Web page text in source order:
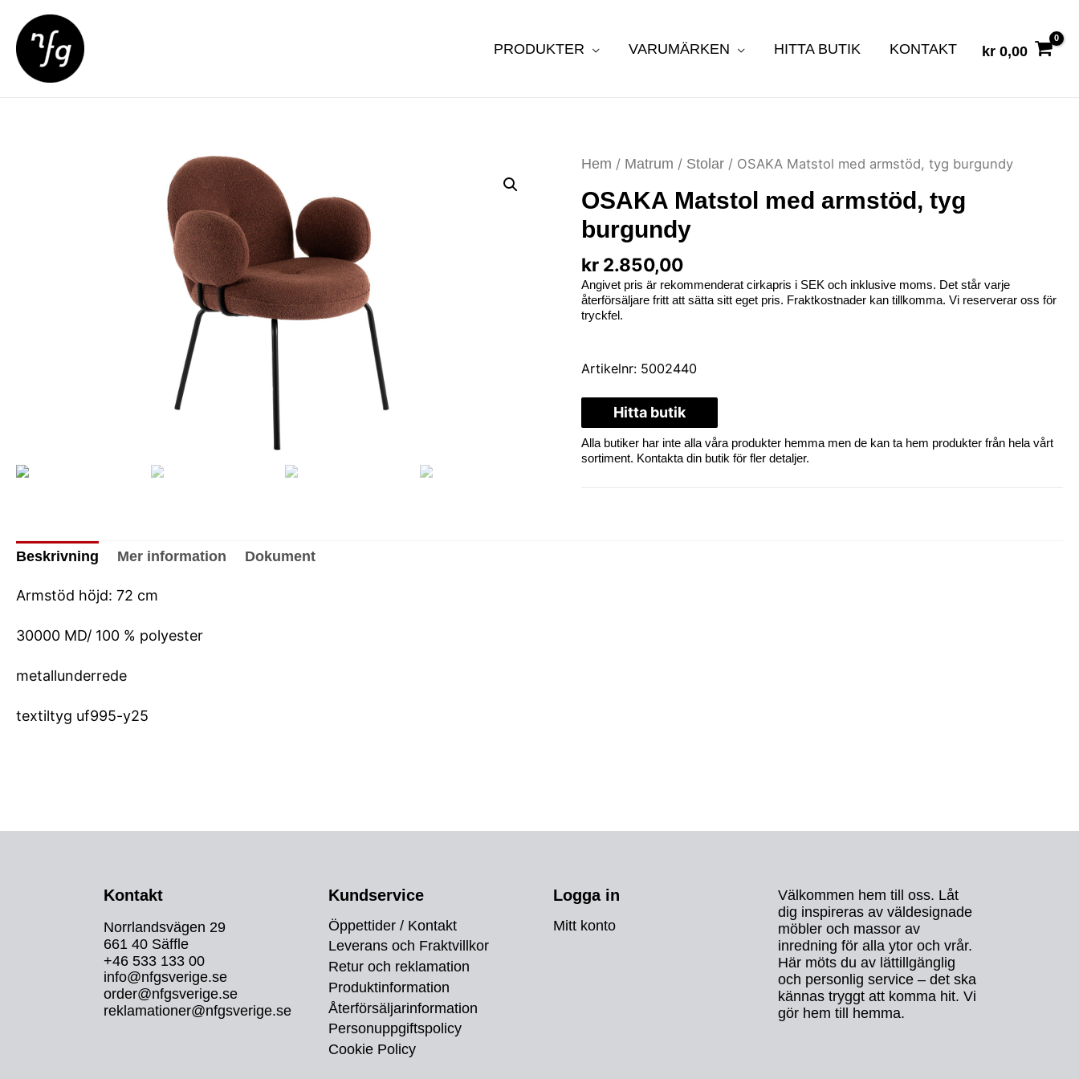
PRODUKTER VARUMÄRKEN HITTA BUTIK KONTAKT kr 0,00
Hem / Matrum / Stolar / OSAKA Matstol med armstöd, tyg burgundy
OSAKA Matstol med armstöd, tyg
burgundy
kr 2.850,00
Angivet pris är rekommenderat cirkapris i SEK och inklusive moms. Det står varje
återförsäljare fritt att sätta sitt eget pris. Fraktkostnader kan tillkomma. Vi reserverar oss för
tryckfel.
Artikelnr: 5002440
Hitta butik
Alla butiker har inte alla våra produkter hemma men de kan ta hem produkter från hela vårt
sortiment. Kontakta din butik för fler detaljer.
Beskrivning Mer information Dokument
Armstöd höjd: 72 cm
30000 MD/ 100 % polyester
metallunderrede
textiltyg uf995-y25
Kontakt
Norrlandsvägen 29
661 40 Säffle
+46 533 133 00
info@nfgsverige.se
order@nfgsverige.se
reklamationer@nfgsverige.se
Kundservice
Öppettider / Kontakt
Leverans och Fraktvillkor
Retur och reklamation
Produktinformation
Återförsäljarinformation
Personuppgiftspolicy
Cookie Policy
Logga in
Mitt konto
Välkommen hem till oss. Låt
dig inspireras av väldesignade
möbler och massor av
inredning för alla ytor och vrår.
Här möts du av lättillgänglig
och personlig service – det ska
kännas tryggt att komma hit. Vi
gör hem till hemma.